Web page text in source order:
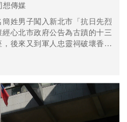
想傳媒
姓男子闖入新北市「抗日先烈
心北市政府公告為古蹟的十三
後來又到軍人忠靈祠破壞香爐
毀損罪起訴。